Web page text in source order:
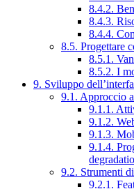
8.4.2.
8.4.3.
8.4.4.
8.5. Progettare
8.5.1.
8.5.2. I
9. Sviluppo
9.1. Approccio
9.1.1.
9.1.2.
9.1.3.
9.1.4.
9.2. Strumenti
9.2.1.